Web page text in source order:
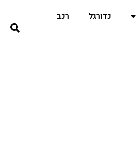
כדורגל רכב